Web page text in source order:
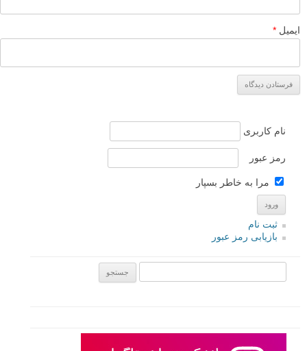
ایمیل *
نام کاربری
رمز عبور
مرا به خاطر بسپار
ثبت نام
بازیابی رمز عبور